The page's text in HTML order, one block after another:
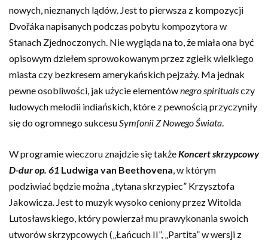
nowych, nieznanych lądów. Jest to pierwsza z kompozycji
Dvořáka napisanych podczas pobytu kompozytora w
Stanach Zjednoczonych. Nie wygląda na to, że miała ona być
opisowym dziełem sprowokowanym przez zgiełk wielkiego
miasta czy bezkresem amerykańskich pejzaży. Ma jednak
pewne osobliwości, jak użycie elementównegro spiritualsczy
ludowych melodii indiańskich, które z pewnością przyczyniły
się do ogromnego sukcesuSymfonii Z Nowego Świata.
W programie wieczoru znajdzie się takżeKoncert skrzypcowy
D-dur op. 61 Ludwiga van Beethovena, w którym
podziwiać będzie można „tytana skrzypiec” Krzysztofa
Jakowicza. Jest to muzyk wysoko ceniony przez Witolda
Lutosławskiego, który powierzał mu prawykonania swoich
utworów skrzypcowych („Łańcuch II”, „Partita” w wersji z